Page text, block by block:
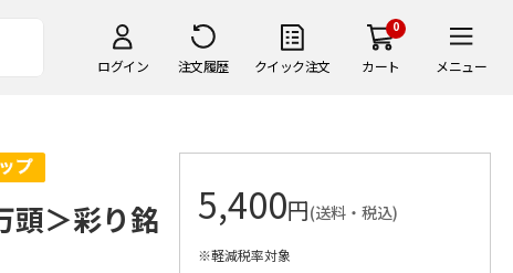
ログイン 注文履歴 クイック注文
0
カート メニュー
頭＞彩り銘
5,400円(送料・税込)
※軽減税率対象